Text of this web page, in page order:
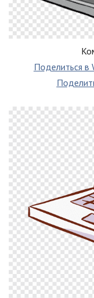
Поделиться в